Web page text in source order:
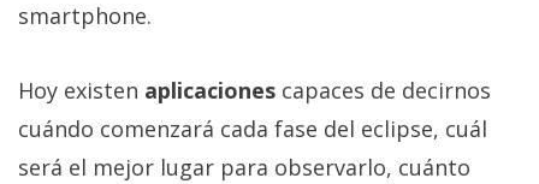
smartphone.
Hoy existen aplicaciones capaces de decirnos
cuándo comenzará cada fase del eclipse, cuál
será el mejor lugar para observarlo, cuánto